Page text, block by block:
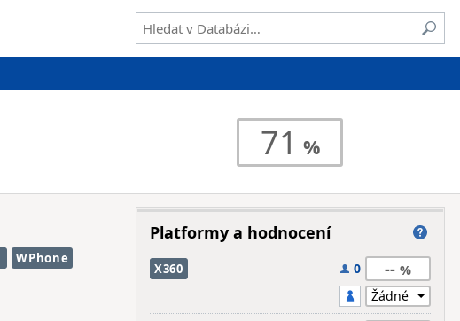
71
WPhone
Platformy a hodnocení
X360 0 --